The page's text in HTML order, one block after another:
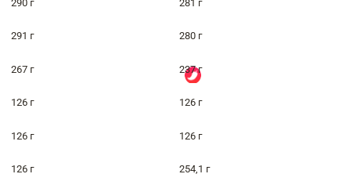
290 г 281 г
291 г 280 г
267 г 237 г
126 г 126 г
126 г 126 г
126 г 254,1 г